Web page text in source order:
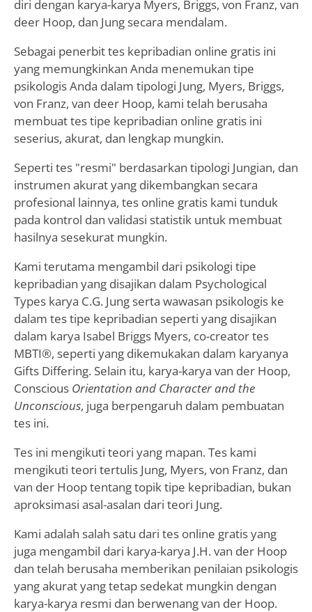
diri dengan karya-karya Myers, Briggs, von Franz, van
deer Hoop, dan Jung secara mendalam.
Sebagai penerbit tes kepribadian online gratis ini
yang memungkinkan Anda menemukan tipe
psikologis Anda dalam tipologi Jung, Myers, Briggs,
von Franz, van deer Hoop, kami telah berusaha
membuat tes tipe kepribadian online gratis ini
seserius, akurat, dan lengkap mungkin.
Seperti tes "resmi" berdasarkan tipologi Jungian, dan
instrumen akurat yang dikembangkan secara
profesional lainnya, tes online gratis kami tunduk
pada kontrol dan validasi statistik untuk membuat
hasilnya sesekurat mungkin.
Kami terutama mengambil dari psikologi tipe
kepribadian yang disajikan dalam Psychological
Types karya C.G. Jung serta wawasan psikologis ke
dalam tes tipe kepribadian seperti yang disajikan
dalam karya Isabel Briggs Myers, co-creator tes
MBTI®, seperti yang dikemukakan dalam karyanya
Gifts Differing. Selain itu, karya-karya van der Hoop,
Conscious Orientation and Character and the
Unconscious, juga berpengaruh dalam pembuatan
tes ini.
Tes ini mengikuti teori yang mapan. Tes kami
mengikuti teori tertulis Jung, Myers, von Franz, dan
van der Hoop tentang topik tipe kepribadian, bukan
aproksimasi asal-asalan dari teori Jung.
Kami adalah salah satu dari tes online gratis yang
juga mengambil dari karya-karya J.H. van der Hoop
dan telah berusaha memberikan penilaian psikologis
yang akurat yang tetap sedekat mungkin dengan
karya-karya resmi dan berwenang van der Hoop.